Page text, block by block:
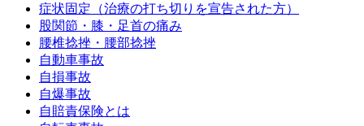
症状固定（治療の打ち切りを宣告された方）
股関節・膝・足首の痛み
腰椎捻挫・腰部捻挫
自動車事故
自損事故
自爆事故
自賠責保険とは